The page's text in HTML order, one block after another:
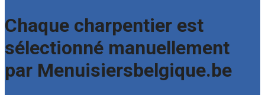
Chaque charpentier est
sélectionné manuellement
par Menuisiersbelgique.be